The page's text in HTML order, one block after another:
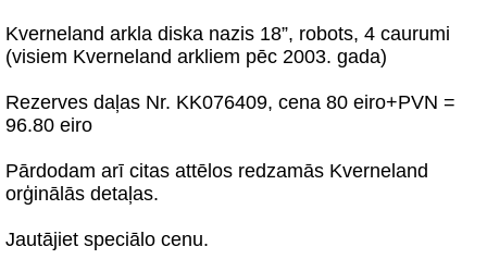
Kverneland arkla diska nazis 18”, robots, 4 caurumi
(visiem Kverneland arkliem pēc 2003. gada)
Rezerves daļas Nr. KK076409, cena 80 eiro+PVN =
96.80 eiro
Pārdodam arī citas attēlos redzamās Kverneland
orģinālās detaļas.
Jautājiet speciālo cenu.